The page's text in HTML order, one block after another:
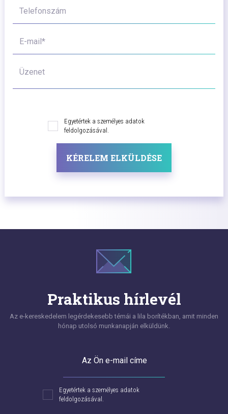
Telefonszám
E-mail*
Üzenet
Egyetértek a személyes adatok
feldolgozásával.
KÉRELEM ELKÜLDÉSE
Praktikus hírlevél
Az e-kereskedelem legérdekesebb témái a lila borítékban, amit minden
hónap utolsó munkanapján elküldünk.
Az Ön e-mail címe
Egyetértek a személyes adatok
feldolgozásával.